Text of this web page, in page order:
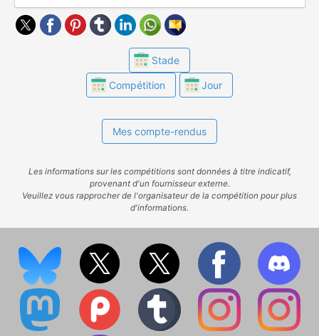
Stade
Compétition Jour
Mes compte-rendus
Les informations sur les compétitions sont données à titre indicatif,
provenant d'un fournisseur externe.
Veuillez vous rapprocher de l'organisateur de la compétition pour plus
d'informations.